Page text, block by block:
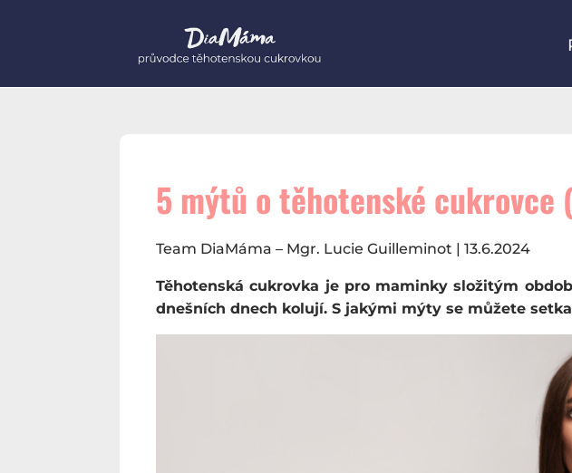
5 mýtů o těhotenské
Team DiaMáma – Mgr. Lucie Guilleminot | 13.6.2024
Těhotenská cukrovka je pro maminky složitým
dnešních dnech kolují. S jakými mýty se můžete